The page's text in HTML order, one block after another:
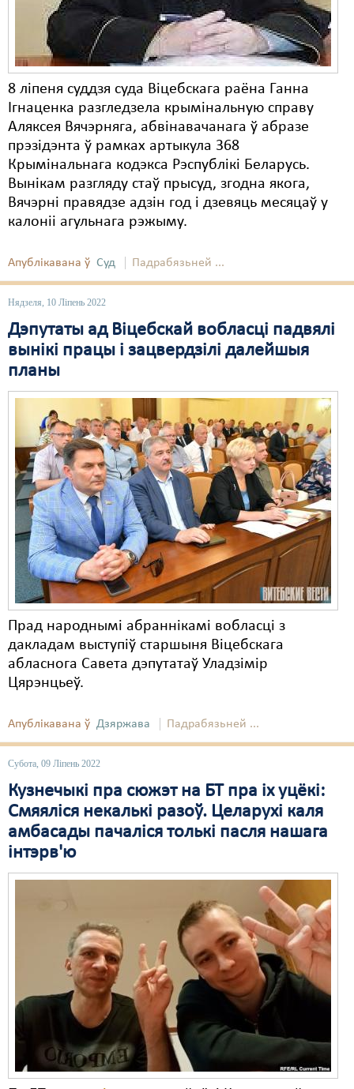
8 ліпеня суддзя суда Віцебскага раёна Ганна
Ігнаценка разгледзела крымінальную справу
Аляксея Вячэрняга, абвінавачанага ў абразе
прэзідэнта ў рамках артыкула 368
Крымінальнага кодэкса Рэспублікі Беларусь.
Вынікам разгляду стаў прысуд, згодна якога,
Вячэрні правядзе адзін год і дзевяць месяцаў у
калоніі агульнага рэжыму.
Апублікавана ў Суд Падрабязьней ...
Нядзеля, 10 Ліпень 2022
Дэпутаты ад Віцебскай вобласці падвялі
вынікі працы і зацвердзілі далейшыя
планы
Прад народнымі абраннікамі вобласці з
дакладам выступіў старшыня Віцебскага
абласнога Савета дэпутатаў Уладзімір
Цярэнцьеў.
Апублікавана ў Дзяржава Падрабязьней ...
Субота, 09 Ліпень 2022
Кузнечыкі пра сюжэт на БТ пра іх уцёкі:
Смяяліся некалькі разоў. Целарухі каля
амбасады пачаліся толькі пасля нашага
інтэрв'ю